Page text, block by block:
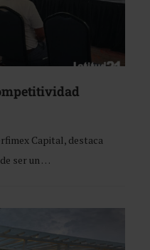
Capital, destaca
ser un …